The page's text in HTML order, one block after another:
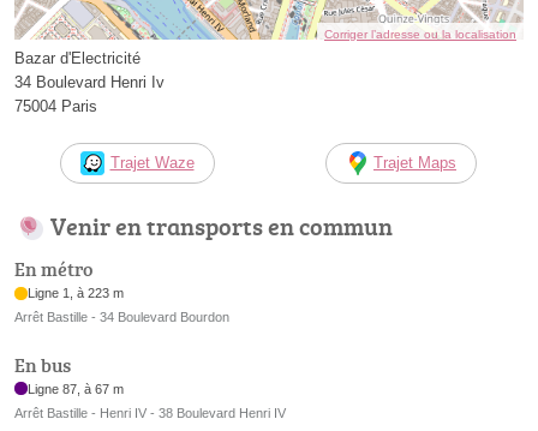
Corriger l’adresse ou la localisation
Bazar d'Electricité
34 Boulevard Henri Iv
75004 Paris
Trajet Waze Trajet Maps
Venir en transports en commun
En métro
Ligne 1, à 223 m
Arrêt Bastille - 34 Boulevard Bourdon
En bus
Ligne 87, à 67 m
Arrêt Bastille - Henri IV - 38 Boulevard Henri IV